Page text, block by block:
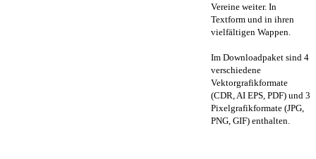
Vereine weiter. In
Textform und in ihren
vielfältigen Wappen.
Im Downloadpaket sind 4
verschiedene
Vektorgrafikformate
(CDR, AI EPS, PDF) und 3
Pixelgrafikformate (JPG,
PNG, GIF) enthalten.